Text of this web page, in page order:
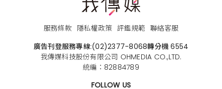
服務條款 隱私權政策 評鑑規範 聯絡客服
廣告刊登服務專線:(02)2377-8068轉分機 6554
我傳媒科技股份有限公司 OHMEDIA CO.,LTD.
統編：82884789
FOLLOW US